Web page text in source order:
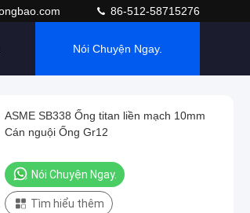
86-512-58715276
Nói Chuyện Ngay.
ASME SB338 Ống titan liền mạch 10mm
Cán nguội Ống Gr12
Nói Chuyện Ngay.
Tìm hiểu thêm